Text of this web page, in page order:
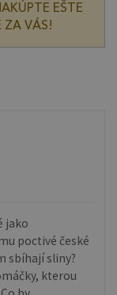
EŠTE
ZA VÁS!
jako
poctivé české
sbíhají sliny?
kterou